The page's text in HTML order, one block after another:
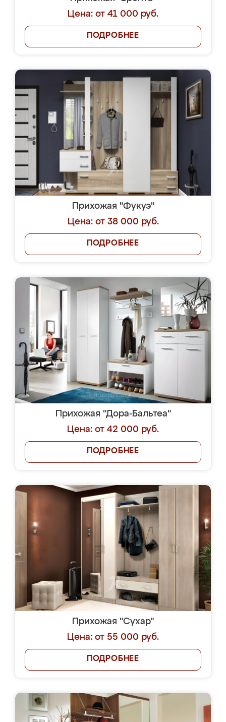
Цена: от 41 000 руб.
ПОДРОБНЕЕ
Прихожая "Фукуэ"
Цена: от 38 000 руб.
ПОДРОБНЕЕ
Прихожая "Дора-Бальтеа"
Цена: от 42 000 руб.
ПОДРОБНЕЕ
Прихожая "Сухар"
Цена: от 55 000 руб.
ПОДРОБНЕЕ